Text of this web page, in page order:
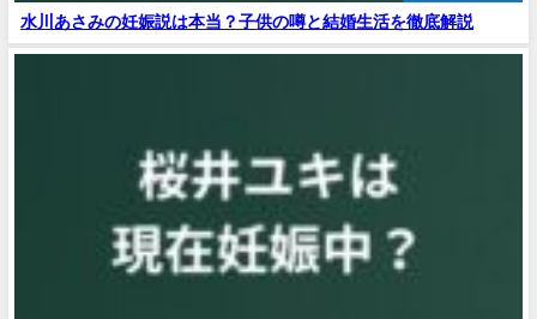
水川あさみの妊娠説は本当？子供の噂と結婚生活を徹底解説